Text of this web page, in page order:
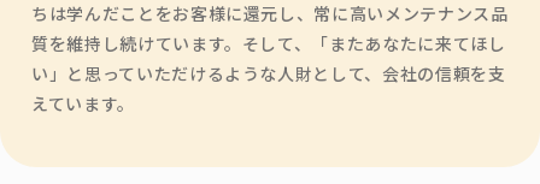
ちは学んだことをお客様に還元し、常に高いメンテナンス品
質を維持し続けています。そして、「またあなたに来てほし
い」と思っていただけるような人財として、会社の信頼を支
えています。